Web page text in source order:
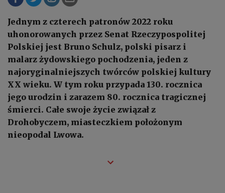
Jednym z czterech patronów 2022 roku
uhonorowanych przez Senat Rzeczypospolitej
Polskiej jest Bruno Schulz, polski pisarz i
malarz żydowskiego pochodzenia, jeden z
najoryginalniejszych twórców polskiej kultury
XX wieku. W tym roku przypada 130. rocznica
jego urodzin i zarazem 80. rocznica tragicznej
śmierci. Całe swoje życie związał z
Drohobyczem, miasteczkiem położonym
nieopodal Lwowa.